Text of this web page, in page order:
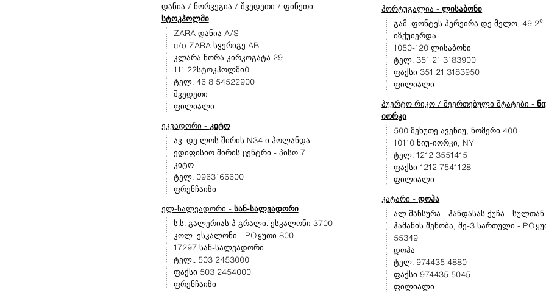
დანია / ნორვეგია / შვედეთი / ფინეთი -
სტოკჰოლმი
ZARA დანია A/S
c/o ZARA სვერიგე AB
კლარა ნორა კირკოგატა 29
111 22სტოკჰოლმი0
ტელ. 46 8 54522900
შვედეთი
ფილიალი
ეკვადორი - კიტო
ავ. დე ლოს შირის N34 ი ჰოლანდა
ედიფისიო შირის ცენტრი - პისო 7
კიტო
ტელ. 0963166600
ფრენჩაიზი
ელ-სალვადორი - სან-სალვადორი
ს.ს. გალერიას პ გრალი. ესკალონი 3700 -
კოლ. ესკალონი - P.O.ყუთი 800
17297 სან-სალვადორი
ტელ.. 503 2453000
ფაქსი 503 2454000
ფრენჩაიზი
პორტუგალია -ლისაბონი
გამ. ფონტეს პერეირა დე მელო, 49 2º
იზქუიერდა
1050-120 ლისაბონი
ტელ. 351 21 3183900
ფაქსი 351 21 3183950
ფილიალი
პუერტო რიკო / შეერთებული შტატები -
იორკი
500 მეხუთე ავენიუ, ნომერი 400
10110 ნიუ-იორკი, NY
ტელ. 1212 3551415
ფაქსი 1212 7541128
ფილიალი
კატარი -დოჰა
ალ მანსურა - ჰანდასას ქუჩა - სულთან
ჰამანის შენობა, მე-3 სართული -
55349
დოჰა
ტელ. 974435 4880
ფაქსი 974435 5045
ფილიალი